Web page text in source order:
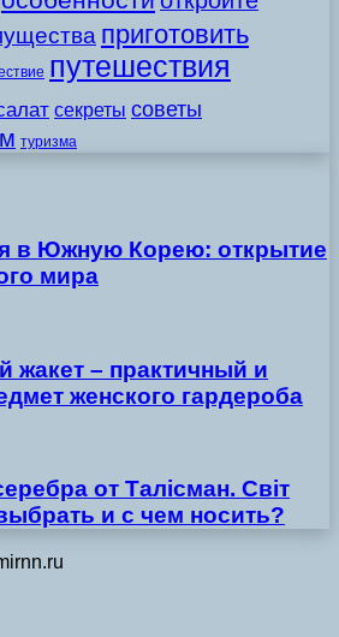
приготовить
путешествия
секреты советы
туризма
в Южную Корею: открытие
мира
жакет – практичный и
женского гардероба
от Талісман. Світ
и с чем носить?